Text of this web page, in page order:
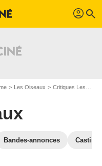
profil search
Les Oiseaux Critiques Les Oiseaux
Bandes-annonces Casting